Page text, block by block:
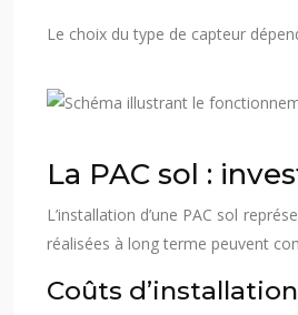
Le choix du type de capteur
La PAC sol :
L’installation d’une PAC sol
réalisées à long terme peuvent
Coûts d’installation